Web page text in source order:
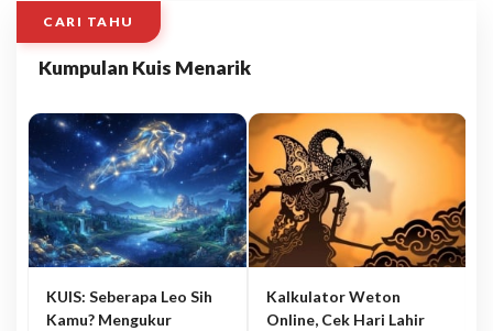
CARI TAHU
Kumpulan Kuis Menarik
KUIS: Seberapa Leo Sih
Kamu? Mengukur
Kalkulator Weton
Online, Cek Hari Lahir